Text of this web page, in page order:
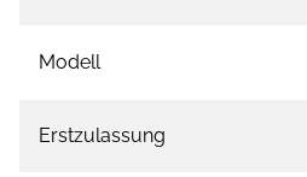
Modell
Erstzulassung